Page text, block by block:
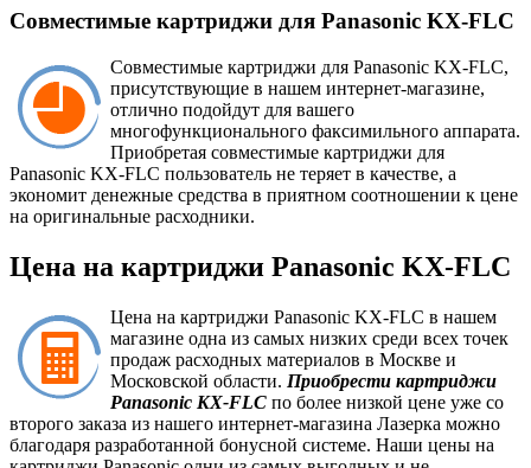
Совместимые картриджи для Panasonic KX-FLC
Совместимые картриджи для Panasonic KX-FLC,
присутствующие в нашем интернет-магазине,
отлично подойдут для вашего
многофункционального факсимильного аппарата.
Приобретая совместимые картриджи для
Panasonic KX-FLC пользователь не теряет в качестве, а
экономит денежные средства в приятном соотношении к цене
на оригинальные расходники.
Цена на картриджи Panasonic KX-FLC
Цена на картриджи Panasonic KX-FLC в нашем
магазине одна из самых низких среди всех точек
продаж расходных материалов в Москве и
Московской области. Приобрести картриджи
Panasonic KX-FLC по более низкой цене уже со
второго заказа из нашего интернет-магазина Лазерка можно
благодаря разработанной бонусной системе. Наши цены на